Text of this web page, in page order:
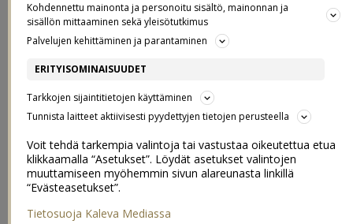
12.12.2021
Kohdennettu mainonta ja personoitu sisältö, mainonnan ja
sisällön mittaaminen sekä yleisötutkimus
Palvelujen kehittäminen ja parantaminen
ERITYISOMINAISUUDET
Tarkkojen sijaintitietojen käyttäminen
Tunnista laitteet aktiivisesti pyydettyjen tietojen perusteella
Voit tehdä tarkempia valintoja tai vastustaa oikeutettua etua
klikkaamalla “Asetukset”. Löydät asetukset valintojen
muuttamiseen myöhemmin sivun alareunasta linkillä
“Evästeasetukset”.
Tietosuoja Kaleva Mediassa